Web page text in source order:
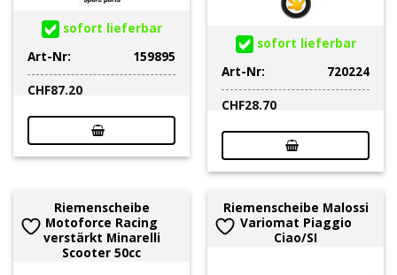
sofort lieferbar
Art-Nr:
159895
CHF87.20
sofort lieferbar
Art-Nr:
720224
CHF28.70
Riemenscheibe
Motoforce Racing
verstärkt Minarelli
Scooter 50cc
Riemenscheibe Malossi
Variomat Piaggio
Ciao/SI